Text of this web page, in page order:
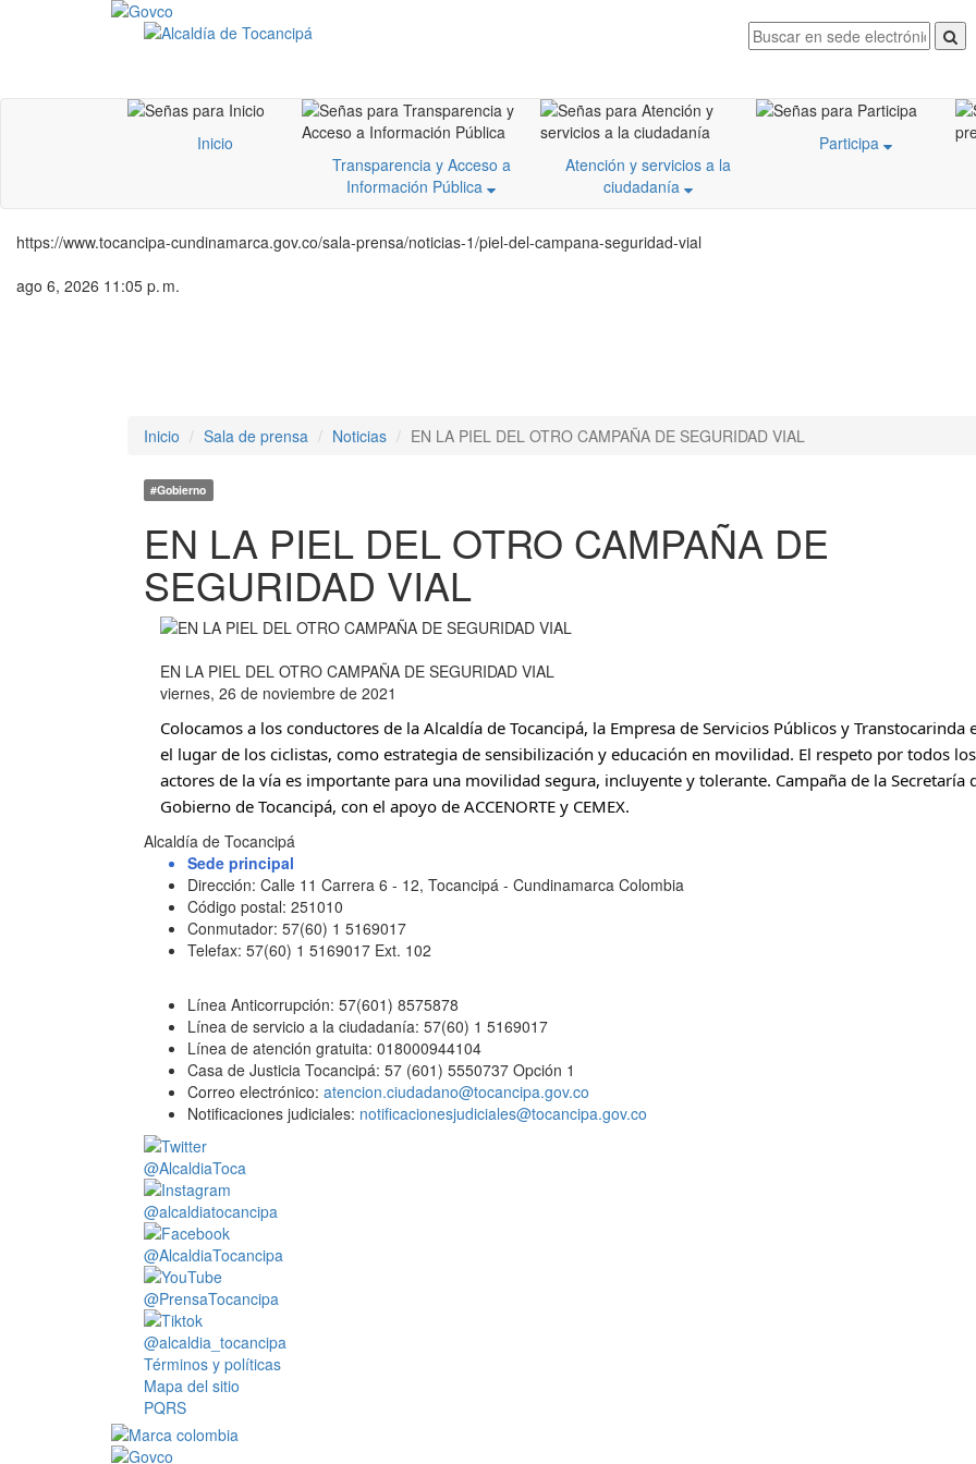
Inicio
Transparencia y Acceso a
Información Pública
Atención y servicios a la
ciudadanía
Participa
https://www.tocancipa-cundinamarca.gov.co/sala-prensa/noticias-1/piel-del-campana-seguridad-vial
ago 6, 2026 11:05 p. m.
Inicio Sala de prensa Noticias EN LA PIEL DEL OTRO CAMPAÑA DE SEGURIDAD VIAL
#Gobierno
EN LA PIEL DEL OTRO CAMPAÑA DE
SEGURIDAD VIAL
EN LA PIEL DEL OTRO CAMPAÑA DE SEGURIDAD VIAL
viernes, 26 de noviembre de 2021
Colocamos a los conductores de la Alcaldía de Tocancipá, la Empresa de Servicios Públicos y Transtocarinda
el lugar de los ciclistas, como estrategia de sensibilización y educación en movilidad. El respeto por todos los
actores de la vía es importante para una movilidad segura, incluyente y tolerante. Campaña de la Secretaría
Gobierno de Tocancipá, con el apoyo de ACCENORTE y CEMEX.
Alcaldía de Tocancipá
Sede principal
Dirección: Calle 11 Carrera 6 - 12, Tocancipá - Cundinamarca Colombia
Código postal: 251010
Conmutador: 57(60) 1 5169017
Telefax: 57(60) 1 5169017 Ext. 102
Línea Anticorrupción: 57(601) 8575878
Línea de servicio a la ciudadanía: 57(60) 1 5169017
Línea de atención gratuita: 018000944104
Casa de Justicia Tocancipá: 57 (601) 5550737 Opción 1
Correo electrónico: atencion.ciudadano@tocancipa.gov.co
Notificaciones judiciales: notificacionesjudiciales@tocancipa.gov.co
@AlcaldiaToca
@alcaldiatocancipa
@AlcaldiaTocancipa
@PrensaTocancipa
@alcaldia_tocancipa
Términos y políticas
Mapa del sitio
PQRS